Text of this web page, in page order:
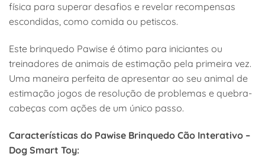
física para superar desafios e revelar recompensas
escondidas, como comida ou petiscos.
Este brinquedo Pawise é ótimo para iniciantes ou
treinadores de animais de estimação pela primeira vez.
Uma maneira perfeita de apresentar ao seu animal de
estimação jogos de resolução de problemas e quebra-
cabeças com ações de um único passo.
Características do Pawise Brinquedo Cão Interativo –
Dog Smart Toy: